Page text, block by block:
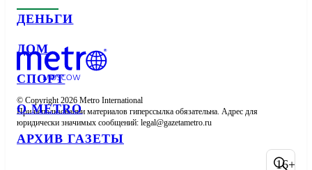
ДЕНЬГИ
ДОМ
СПОРТ
О METRO
АРХИВ ГАЗЕТЫ
© Copyright 2026 Metro International
При использовании материалов гиперссылка обязательна. Адрес для
юридически значимых сообщений:
16+